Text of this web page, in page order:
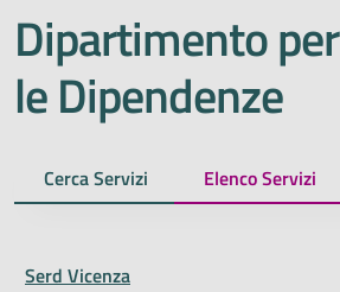
Dipartimento per
le Dipendenze
Cerca Servizi Elenco Servizi
Serd Vicenza